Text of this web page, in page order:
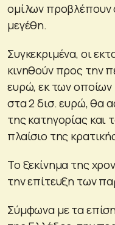
ομίλων προβλέπουν
μεγέθη.
Συγκεκριμένα, οι
κινηθούν προς την
ευρώ, εκ των
στα 2 δισ. ευρώ, θα
της κατηγορίας και
πλαίσιο της
Το ξεκίνημα της
την επίτευξη των
Σύμφωνα με τα